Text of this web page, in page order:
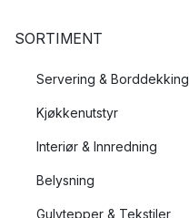
SORTIMENT
Servering & Borddekking
Kjøkkenutstyr
Interiør & Innredning
Belysning
Gulvtepper & Tekstiler